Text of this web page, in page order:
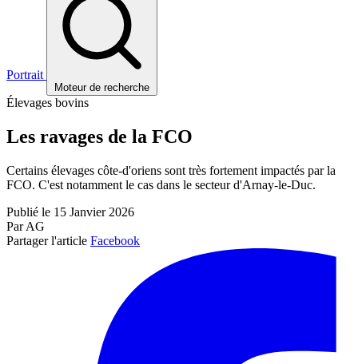
Portrait
Moteur de recherche
Élevages bovins
Les ravages de la FCO
Certains élevages côte-d'oriens sont très fortement impactés par la
FCO. C'est notamment le cas dans le secteur d'Arnay-le-Duc.
Publié le 15 Janvier 2026
Par AG
Partager l'article Facebook